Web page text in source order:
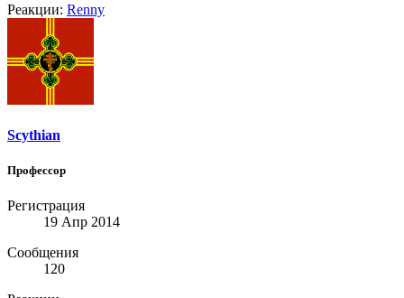
Реакции: Renny
Scythian
Профессор
Регистрация
19 Апр 2014
Сообщения
120